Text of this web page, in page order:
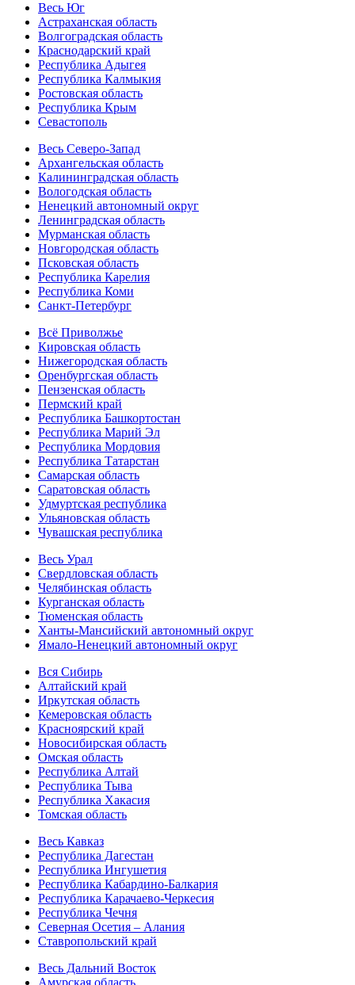
Весь Юг
Астраханская область
Волгоградская область
Краснодарский край
Республика Адыгея
Республика Калмыкия
Ростовская область
Республика Крым
Севастополь
Весь Северо-Запад
Архангельская область
Калининградская область
Вологодская область
Ненецкий автономный округ
Ленинградская область
Мурманская область
Новгородская область
Псковская область
Республика Карелия
Республика Коми
Санкт-Петербург
Всё Приволжье
Кировская область
Нижегородская область
Оренбургская область
Пензенская область
Пермский край
Республика Башкортостан
Республика Марий Эл
Республика Мордовия
Республика Татарстан
Самарская область
Саратовская область
Удмуртская республика
Ульяновская область
Чувашская республика
Весь Урал
Свердловская область
Челябинская область
Курганская область
Тюменская область
Ханты-Мансийский автономный округ
Ямало-Ненецкий автономный округ
Вся Сибирь
Алтайский край
Иркутская область
Кемеровская область
Красноярский край
Новосибирская область
Омская область
Республика Алтай
Республика Тыва
Республика Хакасия
Томская область
Весь Кавказ
Республика Дагестан
Республика Ингушетия
Республика Кабардино-Балкария
Республика Карачаево-Черкесия
Республика Чечня
Северная Осетия – Алания
Ставропольский край
Весь Дальний Восток
Амурская область